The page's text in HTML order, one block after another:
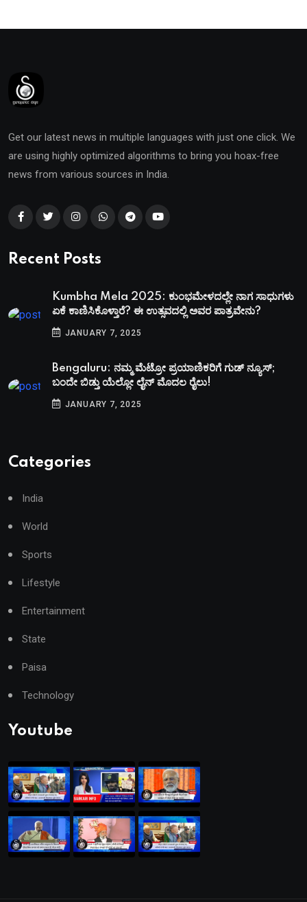
Get our latest news in multiple languages with just one click. We
are using highly optimized algorithms to bring you hoax-free
news from various sources in India.
Recent Posts
Kumbha Mela 2025: ಕುಂಭಮೇಳದಲ್ಲೇ ನಾಗ ಸಾಧುಗಳು
ಏಕೆ ಕಾಣಿಸಿಕೊಳ್ತಾರೆ? ಈ ಉತ್ಸವದಲ್ಲಿ ಅವರ ಪಾತ್ರವೇನು?
JANUARY 7, 2025
Bengaluru: ನಮ್ಮ ಮೆಟ್ರೋ ಪ್ರಯಾಣಿಕರಿಗೆ ಗುಡ್​ ನ್ಯೂಸ್;
ಬಂದೇ ಬಿಡ್ತು ಯೆಲ್ಲೋ ಲೈನ್ ಮೊದಲ ರೈಲು!
JANUARY 7, 2025
Categories
India
World
Sports
Lifestyle
Entertainment
State
Paisa
Technology
Youtube